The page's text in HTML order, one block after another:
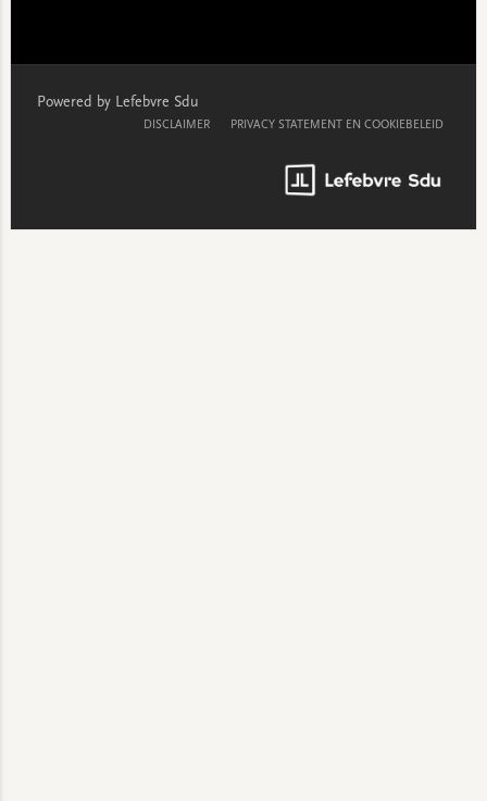
Powered by Lefebvre Sdu
DISCLAIMER PRIVACY STATEMENT EN COOKIEBELEID